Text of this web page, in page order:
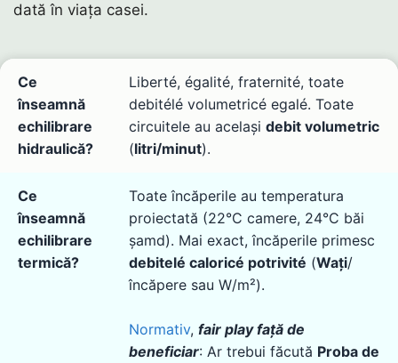
dată în viața casei.
Ce
înseamnă
echilibrare
hidraulică?
Liberté, égalité, fraternité, toate
debitélé volumetricé egalé. Toate
circuitele au același debit volumetric
(litri/minut).
Ce
înseamnă
echilibrare
termică?
Toate încăperile au temperatura
proiectată (22°C camere, 24°C băi
șamd). Mai exact, încăperile primesc
debitelé caloricé potrivité (Wați/
încăpere sau W/m²).
Normativ, fair play față de
beneficiar: Ar trebui făcută Proba de